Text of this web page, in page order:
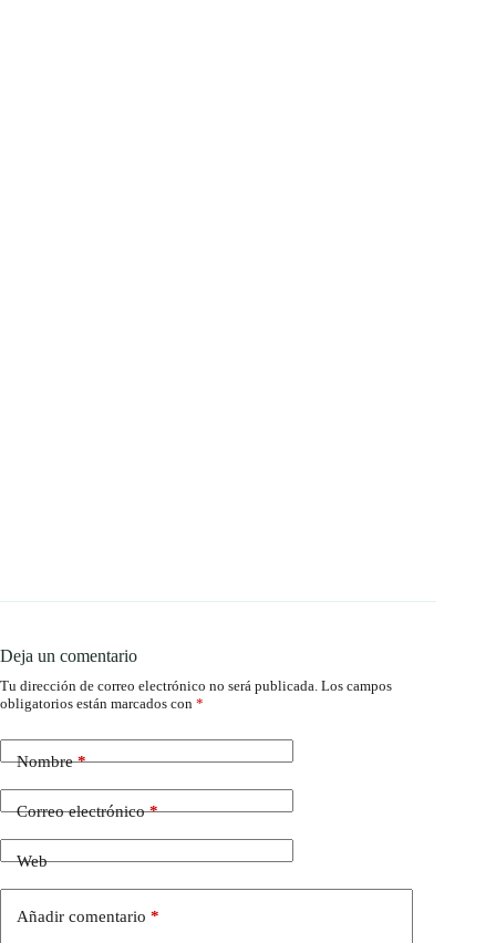
Deja un comentario
Tu dirección de correo electrónico no será publicada. Los campos
obligatorios están marcados con *
Nombre*
Correo electrónico*
Web
Añadir comentario *